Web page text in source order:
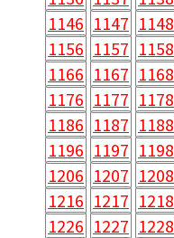
1146 1147 1148
1156 1157 1158
1166 1167 1168
1176 1177 1178
1186 1187 1188
1196 1197 1198
1206 1207 1208
1216 1217 1218
1226 1227 1228